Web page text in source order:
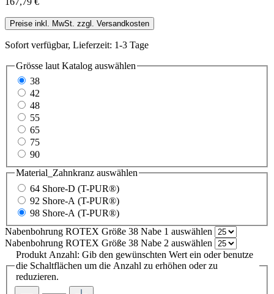
Preise inkl. MwSt. zzgl. Versandkosten
Sofort verfügbar, Lieferzeit: 1-3 Tage
Grösse laut Katalog auswählen
38
42
48
55
65
75
90
Material_Zahnkranz auswählen
64 Shore-D (T-PUR®)
92 Shore-A (T-PUR®)
98 Shore-A (T-PUR®)
Nabenbohrung ROTEX Größe 38 Nabe 1 auswählen
Nabenbohrung ROTEX Größe 38 Nabe 2 auswählen
Produkt Anzahl: Gib den gewünschten Wert ein oder benutze
die Schaltflächen um die Anzahl zu erhöhen oder zu
reduzieren.